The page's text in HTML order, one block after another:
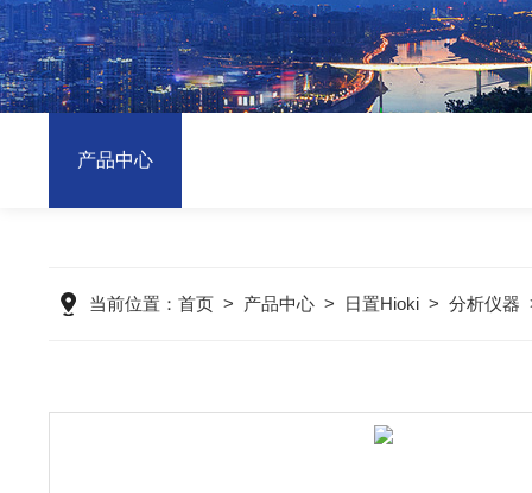
产品中心
当前位置： 首页> 产品中心> 日置Hioki> 分析仪器